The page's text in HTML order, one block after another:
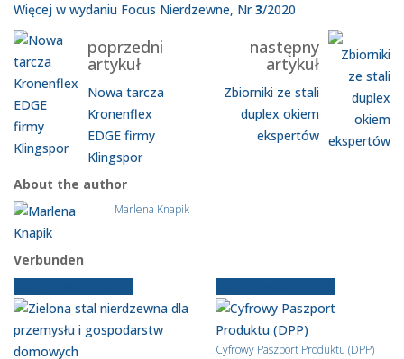
Więcej w wydaniu Focus Nierdzewne, Nr3/2020
poprzedni
artykuł
Nowa tarcza
Kronenflex
EDGE firmy
Klingspor
następny
artykuł
Zbiorniki ze stali
duplex okiem
ekspertów
About the author
Marlena Knapik
Verbunden
Cyfrowy Paszport Produktu (DPP)